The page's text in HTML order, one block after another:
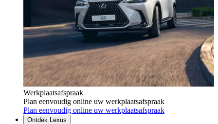
Werkplaatsafspraak
Plan eenvoudig online uw werkplaatsafspraak
Plan eenvoudig online uw werkplaatsafspraak
Ontdek Lexus